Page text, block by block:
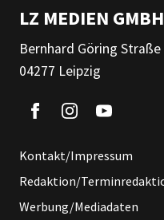
LZ MEDIEN GMBH
Bernhard Göring Straße
04277 Leipzig
Kontakt/Impressum
Redaktion/
Werbung/Mediadaten